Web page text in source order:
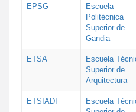
EPSG
Escuela
Politécnica
Superior de
Gandia
ETSA
Escuela
Superior de
Arquitectura
ETSIADI
Escuela